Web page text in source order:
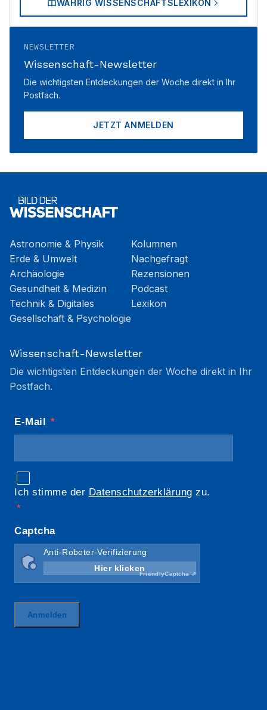
WAHRIG WISSENSCHAFTSLEXIKON
NEWSLETTER
Wissenschaft-Newsletter
Die wichtigsten Entdeckungen der Woche direkt in Ihr
Postfach.
JETZT ANMELDEN
Astronomie & Physik
Erde & Umwelt
Archäologie
Gesundheit & Medizin
Technik & Digitales
Gesellschaft & Psychologie
Kolumnen
Nachgefragt
Rezensionen
Podcast
Lexikon
Wissenschaft-Newsletter
Die wichtigsten Entdeckungen der Woche direkt in Ihr
Postfach.